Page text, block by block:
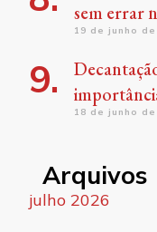
sem errar
19 de junho de
18 de junho de
Arquivos
julho 2026